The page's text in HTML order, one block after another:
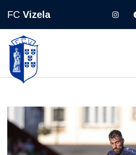
FC Vizela